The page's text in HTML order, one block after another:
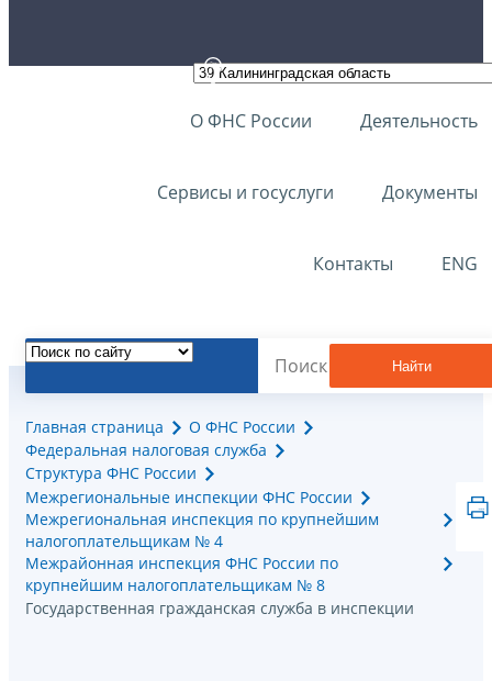
О ФНС России Деятельность
Сервисы и госуслуги Документы
Контакты ENG
Найти
Главная страница
О ФНС России
Федеральная налоговая служба
Структура ФНС России
Межрегиональные инспекции ФНС России
Межрегиональная инспекция по крупнейшим
налогоплательщикам № 4
Межрайонная инспекция ФНС России по
крупнейшим налогоплательщикам № 8
Государственная гражданская служба в инспекции